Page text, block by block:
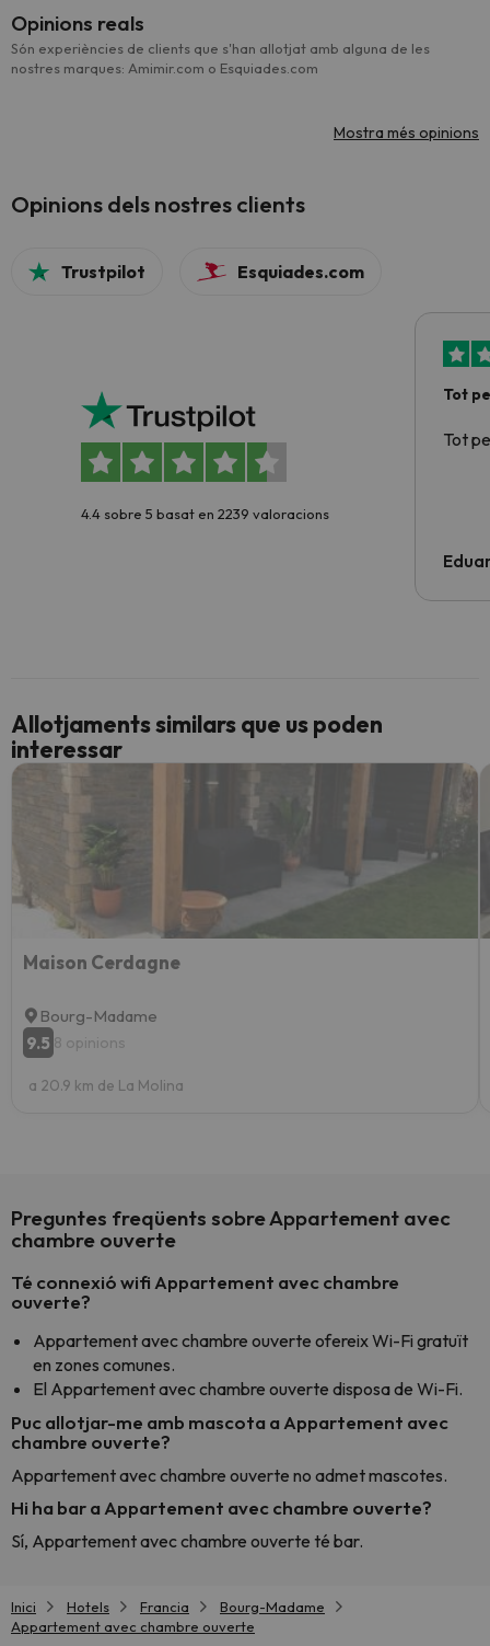
Opinions reals
Són experiències de clients que s'han allotjat amb alguna de les
nostres marques: Amimir.com o Esquiades.com
Mostra més opinions
Opinions dels nostres clients
Trustpilot Esquiades.com
4.4 sobre 5 basat en 2239 valoracions
Tot
Tot
Allotjaments similars que us poden
interessar
Maison Cerdagne
Bourg-Madame
9.5 8 opinions
a 20.9 km de La Molina
Preguntes freqüents sobre Appartement avec
chambre ouverte
Té connexió wifi Appartement avec chambre
ouverte?
Appartement avec chambre ouverte ofereix Wi-Fi gratuït
en zones comunes.
El Appartement avec chambre ouverte disposa de Wi-Fi.
Puc allotjar-me amb mascota a Appartement avec
chambre ouverte?
Appartement avec chambre ouverte no admet mascotes.
Hi ha bar a Appartement avec chambre ouverte?
Sí, Appartement avec chambre ouverte té bar.
Inici Hotels Francia
Bourg-Madame
Appartement avec chambre ouverte